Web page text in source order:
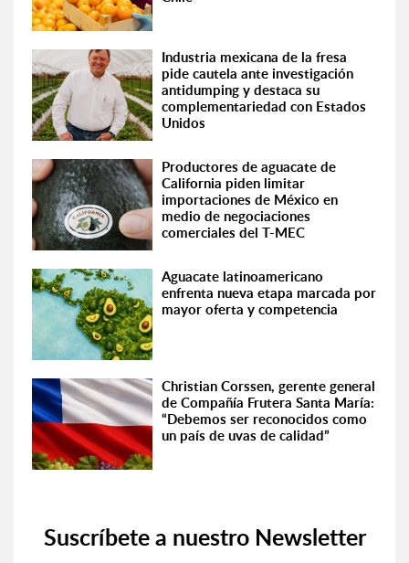
Industria mexicana de la fresa
pide cautela ante investigación
antidumping y destaca su
complementariedad con Estados
Unidos
Productores de aguacate de
California piden limitar
importaciones de México en
medio de negociaciones
comerciales del T-MEC
Aguacate latinoamericano
enfrenta nueva etapa marcada por
mayor oferta y competencia
Christian Corssen, gerente general
de Compañía Frutera Santa María:
“Debemos ser reconocidos como
un país de uvas de calidad”
Suscríbete a nuestro Newsletter